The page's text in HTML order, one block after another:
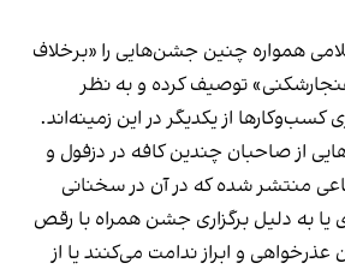
همواره چنین جشن‌هایی را «برخلاف
توصیف کرده و به نظر
کسب‌وکارها از یکدیگر در این زمینه‌اند.
از صاحبان چندین کافه در دزفول و
منتشر شده که در آن در سخنانی
یا به دلیل برگزاری جشن همراه با رقص
و ابراز ندامت می‌کنند یا از